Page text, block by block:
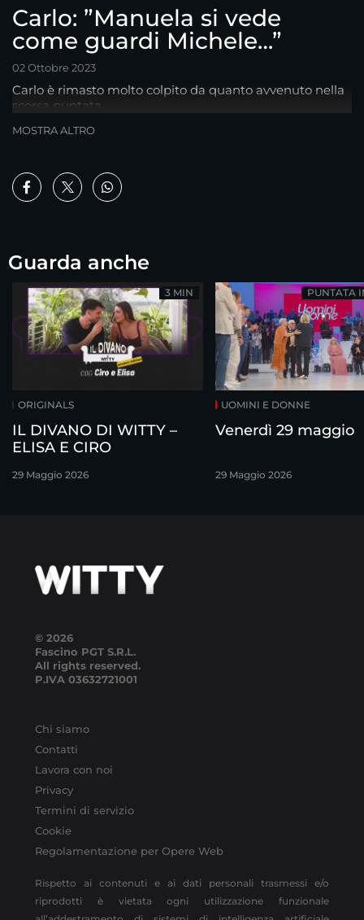
Carlo: ”Manuela si vede
come guardi Michele…”
02 Ottobre 2023
Carlo è rimasto molto colpito da quanto avvenuto nella
scorsa puntata...
MOSTRA ALTRO
Guarda anche
ORIGINALS
IL DIVANO DI WITTY –
ELISA E CIRO
29 Maggio 2026
3 MIN
UOMINI E DONNE
Venerdì 29 maggio
29 Maggio 2026
PUNTATA
© 2026
Fascino PGT S.R.L.
All rights reserved.
P.IVA 03632721001
Chi siamo
Contatti
Lavora con noi
Privacy
Termini di servizio
Cookie
Regolamentazione per Opere Web
Rispetto ai contenuti e ai dati personali trasmessi e/o
riprodotti è vietata ogni utilizzazione funzionale